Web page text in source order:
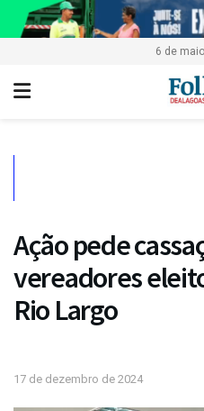
6 de
Ação pede
vereadores
Rio Largo
17 de dezembro de 2024